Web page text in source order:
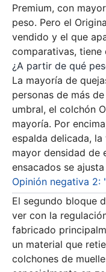
Premium, con
peso. Pero el
vendido y el que
comparativas, tiene
¿A partir de qué
La mayoría de
personas de más
umbral, el colchón
mayoría. Por
espalda delicada,
mayor densidad de
ensacados se
Opinión negativa 2:
El segundo bloque
ver con la
fabricado
un material que
colchones de